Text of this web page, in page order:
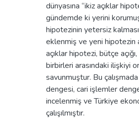
dünyasına “ikiz açıklar
gündemde ki yerini
hipotezinin yetersiz
eklenmiş ve yeni hipotezin
açıklar hipotezi, bütçe
birbirleri arasındaki ilişkiyi
savunmuştur. Bu
dengesi, cari işlemler
incelenmiş ve Türkiye
çalışılmıştır.